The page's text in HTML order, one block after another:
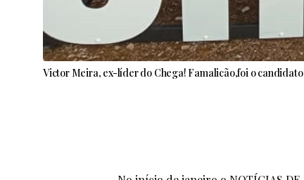
Victor Meira, ex-líder do Chega! Famalicão,foi o